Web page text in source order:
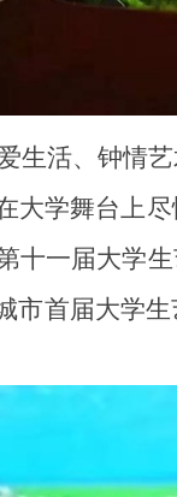
生活、钟情
大学舞台上
十一届大学
市首届大学